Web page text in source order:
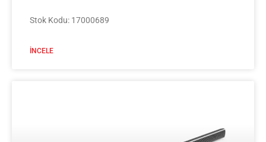
Stok Kodu: 17000689
İNCELE